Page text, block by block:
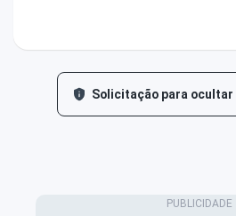
Solicitação para ocultar